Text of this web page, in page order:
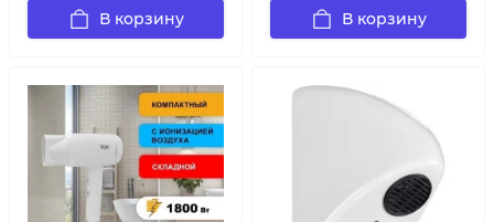
В корзину В корзину